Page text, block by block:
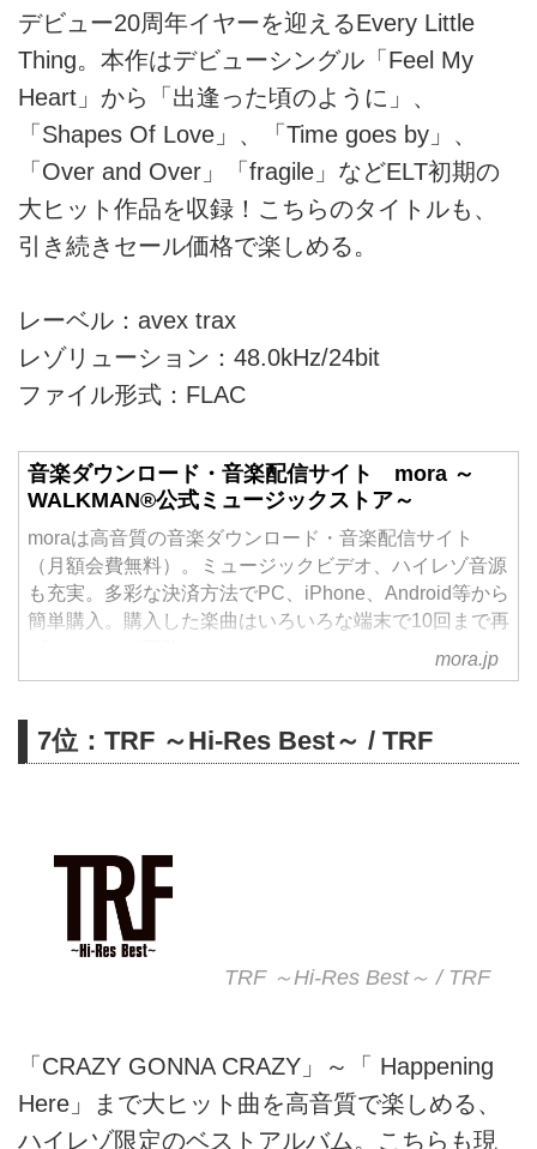
デビュー20周年イヤーを迎えるEvery Little
Thing。本作はデビューシングル「Feel My
Heart」から「出逢った頃のように」、
「Shapes Of Love」、「Time goes by」、
「Over and Over」「fragile」などELT初期の
大ヒット作品を収録！こちらのタイトルも、
引き続きセール価格で楽しめる。
レーベル：avex trax
レゾリューション：48.0kHz/24bit
ファイル形式：FLAC
音楽ダウンロード・音楽配信サイト mora ～
WALKMAN®公式ミュージックストア～
moraは高音質の音楽ダウンロード・音楽配信サイト
（月額会費無料）。ミュージックビデオ、ハイレゾ音源
も充実。多彩な決済方法でPC、iPhone、Android等から
簡単購入。購入した楽曲はいろいろな端末で10回まで再
mora.jp
7位：TRF ～Hi-Res Best～ / TRF
TRF ～Hi-Res Best～ / TRF
「CRAZY GONNA CRAZY」～「 Happening
Here」まで大ヒット曲を高音質で楽しめる、
ハイレゾ限定のベストアルバム。こちらも現